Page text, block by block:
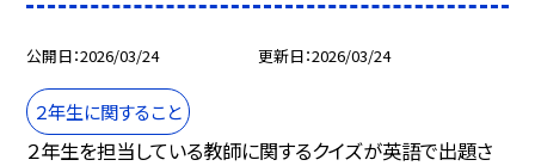
公開日 2026/03/24 更新日 2026/03/24
２年生に関すること
２年生を担当している教師に関するクイズが英語で出題さ